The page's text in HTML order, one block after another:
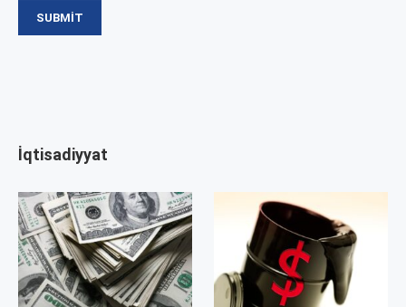
İqtisadiyyat